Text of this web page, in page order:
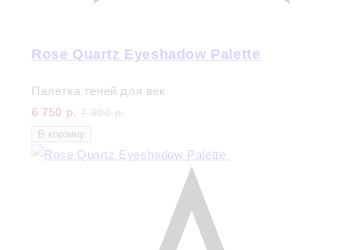
Rose Quartz Eyeshadow Palette
Палетка теней для век
6 750 р.
В корзину